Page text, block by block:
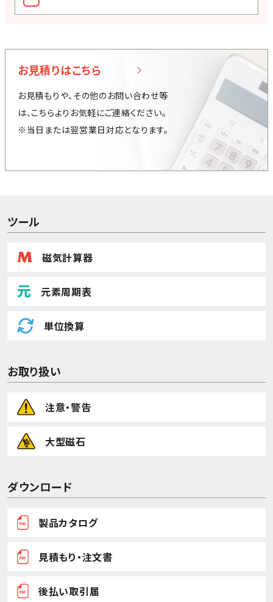
お見積りはこちら
お見積もりや、その他のお問い合わせ等
は、こちらよりお気軽にご連絡ください。
※当日または翌営業日対応となります。
ツール
磁気計算器
元素周期表
単位換算
お取り扱い
注意・警告
大型磁石
ダウンロード
製品カタログ
見積もり・注文書
後払い取引届